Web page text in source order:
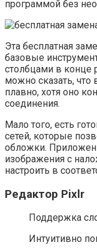
программой без
Эта бесплатная
базовые
столбцами в конце
можно сказать, что
плавно, хотя оно
соединения.
Мало того, есть
сетей, которые
обложки.
изображения с
настроить в
Редактор Pixlr
Поддержка
Интуитивно